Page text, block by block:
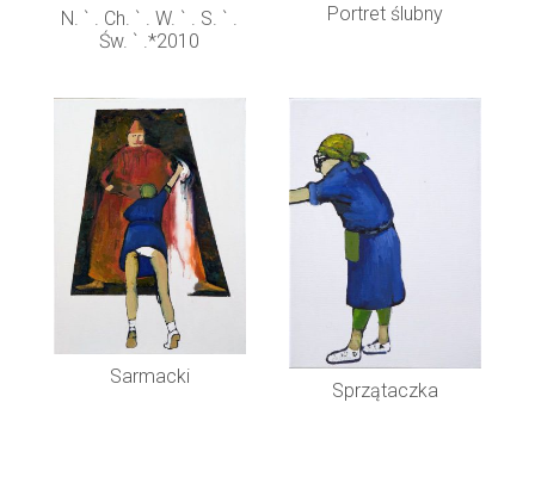
N. ` . Ch. ` . W. ` . S. ` .
Św. ` .*2010
Portret ślubny
Sarmacki
Sprzątaczka